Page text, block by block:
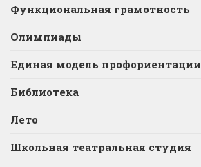
Функциональная грамотность
Олимпиады
Единая модель профориентации
Библиотека
Лето
Школьная театральная студия